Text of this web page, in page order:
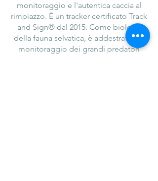
monitoraggio e l'autentica caccia al
rimpiazzo. È un tracker certificato Track
and Sign® dal 2015. Come biologa
della fauna selvatica, è addestrata nel
monitoraggio dei grandi predatori